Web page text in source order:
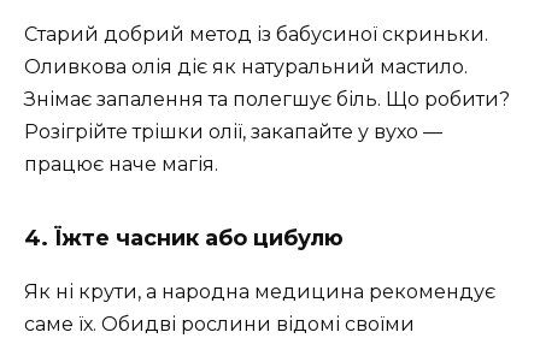
Старий добрий метод із бабусиної скриньки.
Оливкова олія діє як натуральний мастило.
Знімає запалення та полегшує біль. Що робити?
Розігрійте трішки олії, закапайте у вухо —
працює наче магія.
4. Їжте часник або цибулю
Як ні крути, а народна медицина рекомендує
саме їх. Обидві рослини відомі своїми